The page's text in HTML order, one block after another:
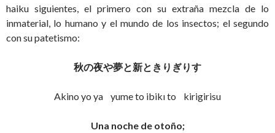
haiku siguientes, el primero con su extraña mezcla de lo
inmaterial, lo humano y el mundo de los insectos; el segundo
con su patetismo:
秋の夜や夢と新ときりぎりす
Akino yo ya yume to ibikı to kirigirisu
Una noche de otoño;